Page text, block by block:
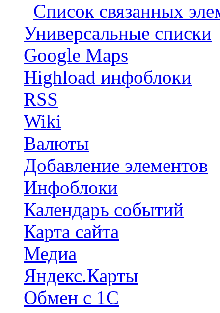
Список связанных
Универсальные списки
Google Maps
Highload инфоблоки
RSS
Wiki
Валюты
Добавление элементов
Инфоблоки
Календарь событий
Карта сайта
Медиа
Яндекс.Карты
Обмен с 1С